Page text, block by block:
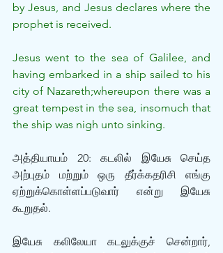
by Jesus, and Jesus declares where the
prophet is received.
Jesus went to the sea of Galilee, and
having embarked in a ship sailed to his
city of Nazareth;whereupon there was a
great tempest in the sea, insomuch that
the ship was nigh unto sinking.
அத்தியாயம் 20: கடலில் இயேசு செய்த
அற்புதம் மற்றும் ஒரு தீர்க்கதரிசி எங்கு
ஏற்றுக்கொள்ளப்படுவார் என்று இயேசு
கூறுதல்.
இயேசு கலிலேயா கடலுக்குச் சென்றார்,